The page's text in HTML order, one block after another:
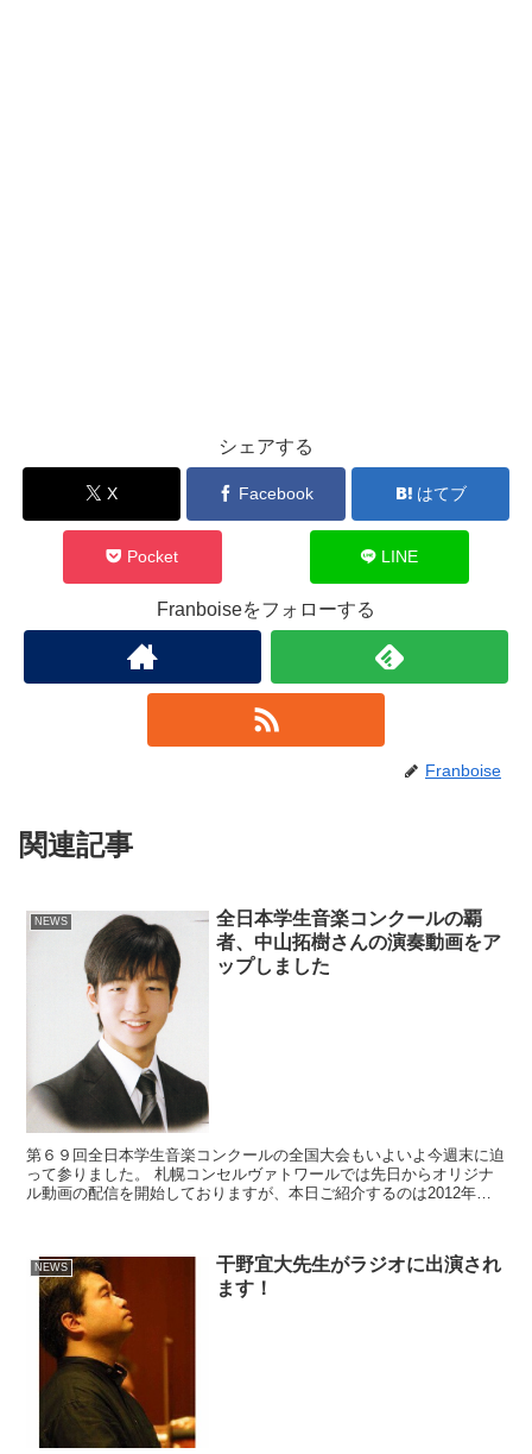
シェアする
X Facebook はてブ
Pocket LINE
Franboiseをフォローする
Franboise
関連記事
NEWS
全日本学生音楽コンクールの覇
者、中山拓樹さんの演奏動画をア
ップしました
第６９回全日本学生音楽コンクールの全国大会もいよいよ今週末に迫
って参りました。 札幌コンセルヴァトワールでは先日からオリジナ
ル動画の配信を開始しておりますが、本日ご紹介するのは2012年の
NEWS
干野宜大先生がラジオに出演され
ます！